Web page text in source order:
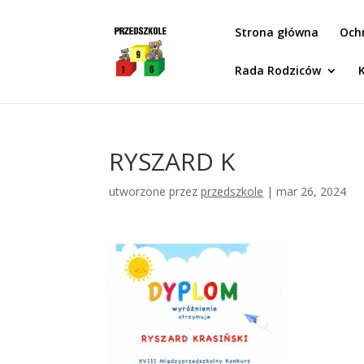
Strona główna
Rada Rodziców
RYSZARD K
utworzone przezprzedszkole |mar 26, 2024